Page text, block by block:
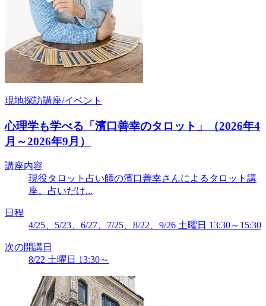
現地探訪講座/イベント
心理学も学べる「濱口善幸のタロット」（2026年4
月～2026年9月）
講座内容
現役タロット占い師の濱口善幸さんによるタロット講
座。占いだけ...
日程
4/25、5/23、6/27、7/25、8/22、9/26 土曜日 13:30～15:30
次の開講日
8/22 土曜日 13:30～